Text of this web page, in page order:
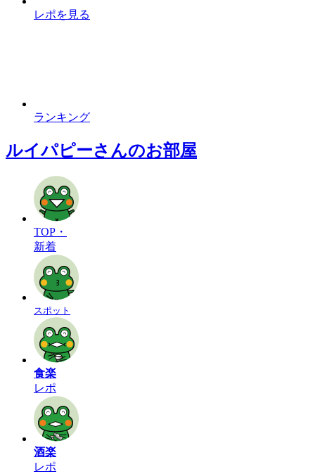
レポを見る
ランキング
ルイパピーさんのお部屋
TOP・
新着
スポット
食楽
レポ
酒楽
レポ